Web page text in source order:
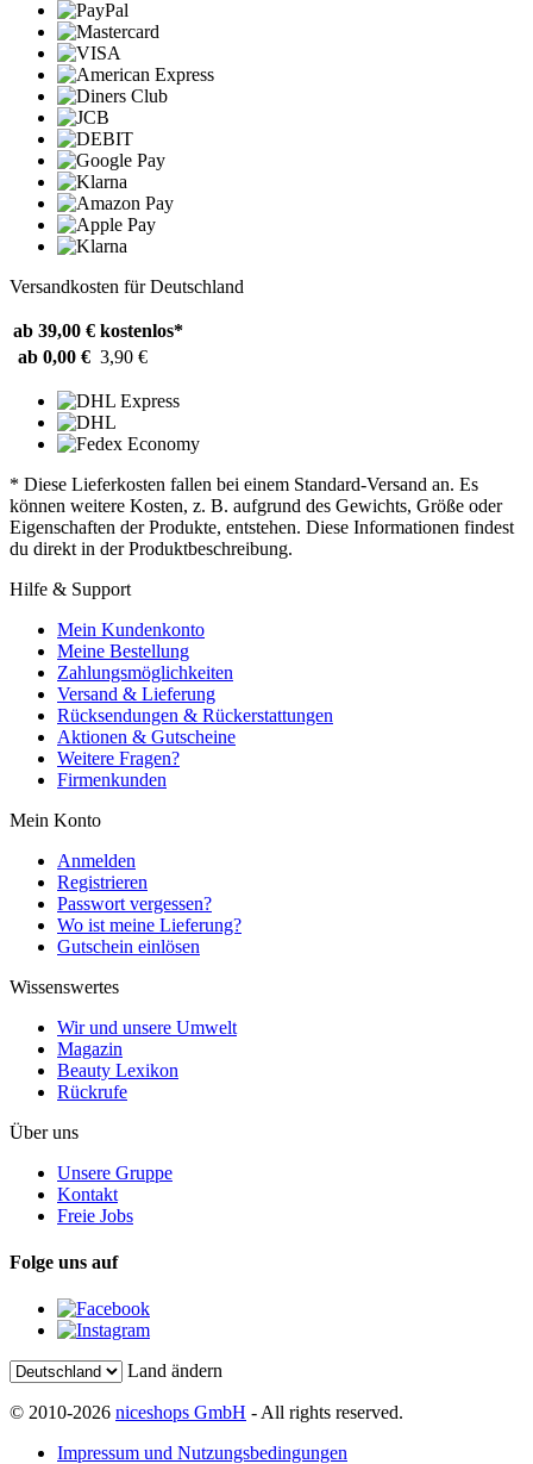
Versandkosten für Deutschland
ab 39,00 € kostenlos*
ab 0,00 € 3,90 €
* Diese Lieferkosten fallen bei einem Standard-Versand an. Es
können weitere Kosten, z. B. aufgrund des Gewichts, Größe oder
Eigenschaften der Produkte, entstehen. Diese Informationen findest
du direkt in der Produktbeschreibung.
Hilfe & Support
Mein Kundenkonto
Meine Bestellung
Zahlungsmöglichkeiten
Versand & Lieferung
Rücksendungen & Rückerstattungen
Aktionen & Gutscheine
Weitere Fragen?
Firmenkunden
Mein Konto
Anmelden
Registrieren
Passwort vergessen?
Wo ist meine Lieferung?
Gutschein einlösen
Wissenswertes
Wir und unsere Umwelt
Magazin
Beauty Lexikon
Rückrufe
Über uns
Unsere Gruppe
Kontakt
Freie Jobs
Folge uns auf
Land ändern
© 2010-2026 niceshops GmbH - All rights reserved.
Impressum und Nutzungsbedingungen